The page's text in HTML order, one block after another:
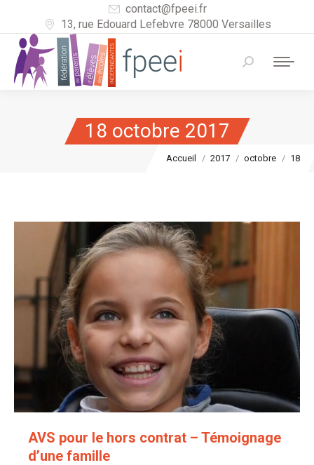
contact@fpeei.fr
13, rue Edouard Lefebvre 78000 Versailles
Recherche
18 octobre 2017
Vous êtes ici :
Accueil 2017 octobre 18
AVS pour le hors contrat – Témoignage
d’une famille